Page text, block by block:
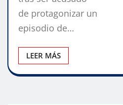
de protagonizar un
episodio de…
LEER MÁS